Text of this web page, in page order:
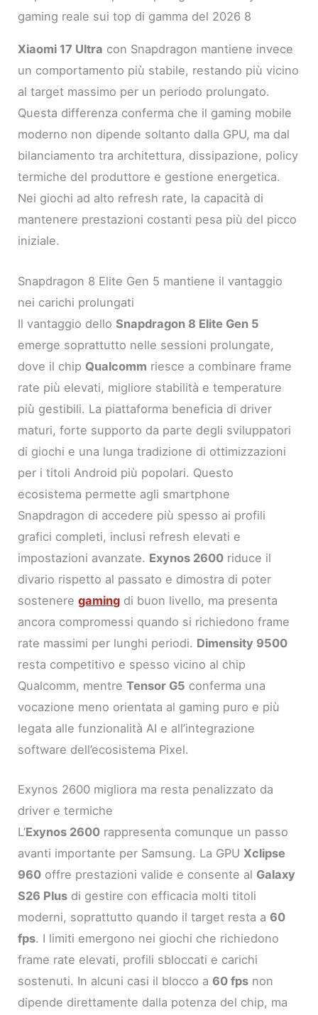
gaming reale sui top di gamma del 2026 8
Xiaomi 17 Ultra con Snapdragon mantiene invece
un comportamento più stabile, restando più vicino
al target massimo per un periodo prolungato.
Questa differenza conferma che il gaming mobile
moderno non dipende soltanto dalla GPU, ma dal
bilanciamento tra architettura, dissipazione, policy
termiche del produttore e gestione energetica.
Nei giochi ad alto refresh rate, la capacità di
mantenere prestazioni costanti pesa più del picco
iniziale.
Snapdragon 8 Elite Gen 5 mantiene il vantaggio
nei carichi prolungati
Il vantaggio delloSnapdragon 8 Elite Gen 5
emerge soprattutto nelle sessioni prolungate,
dove il chip Qualcomm riesce a combinare frame
rate più elevati, migliore stabilità e temperature
più gestibili. La piattaforma beneficia di driver
maturi, forte supporto da parte degli sviluppatori
di giochi e una lunga tradizione di ottimizzazioni
per i titoli Android più popolari. Questo
ecosistema permette agli smartphone
Snapdragon di accedere più spesso ai profili
grafici completi, inclusi refresh elevati e
impostazioni avanzate. Exynos 2600 riduce il
divario rispetto al passato e dimostra di poter
sosteneregaming di buon livello, ma presenta
ancora compromessi quando si richiedono frame
rate massimi per lunghi periodi. Dimensity 9500
resta competitivo e spesso vicino al chip
Qualcomm, mentreTensor G5 conferma una
vocazione meno orientata al gaming puro e più
legata alle funzionalità AI e all’integrazione
software dell’ecosistema Pixel.
Exynos 2600 migliora ma resta penalizzato da
driver e termiche
L’Exynos 2600 rappresenta comunque un passo
avanti importante per Samsung. La GPU Xclipse
960 offre prestazioni valide e consente al Galaxy
S26 Plus di gestire con efficacia molti titoli
moderni, soprattutto quando il target resta a60
fps. I limiti emergono nei giochi che richiedono
frame rate elevati, profili sbloccati e carichi
sostenuti. In alcuni casi il blocco a60 fps non
dipende direttamente dalla potenza del chip, ma